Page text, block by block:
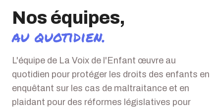
Nos équipes,
au quotidien.
L'équipe de La Voix de l'Enfant œuvre au
quotidien pour protéger les droits des enfants en
enquêtant sur les cas de maltraitance et en
plaidant pour des réformes législatives pour